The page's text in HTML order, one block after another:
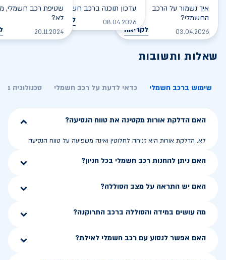
איך נשמור על הרכב
החשמלי?
03.04.2026 לקריאה
עדכון תוכנה ברכב חשמלי
08.04.2026 לקריאה
שטיפת רכב חשמלי,
לא?
20.11.2024
שאלות ותשובות
שימוש ברכב חשמלי כדאי לדעת על רכב חשמלי טכנולוגיה
האם הדלקת אורות מקטינה את טווח הנסיעה?
לא. הדלקת אורות היא זניחה לחלוטין ואינה משפיעה על טווח הנסיעה
האם ניתן להחנות רכב חשמלי בכל חניון?
האם יש התראה על מצב הסוללה?
מה עושים במידה והסוללה ברכב התרוקנה?
האם אפשר לנסוע עם רכב חשמלי לאילת?